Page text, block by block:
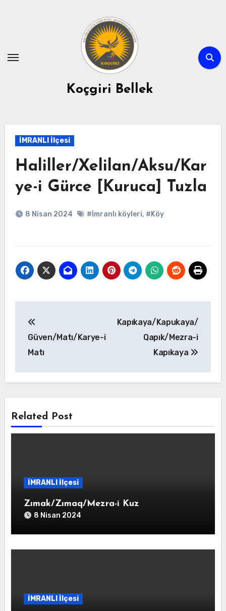
Koçgiri Bellek
İMRANLI İlçesi
Haliller/Xelilan/Aksu/Kar
ye-i Gürce [Kuruca] Tuzla
8 Nisan 2024 #İmranlı köyleri, #Köy
gezinmesi
Güven/Matı/Karye-i
Matı
Kapıkaya/Kapukaya/
Qapık/Mezra-i
Kapıkaya
Related Post
İMRANLI İlçesi
Zımak/Zımaq/Mezra-i Kuz
8 Nisan 2024
İMRANLI İlçesi